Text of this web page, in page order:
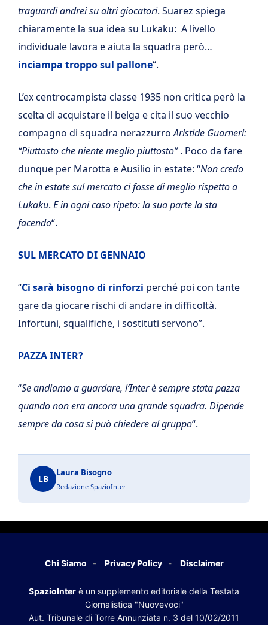
traguardi andrei su altri giocatori. Suarez spiega
chiaramente la sua idea su Lukaku: A livello
individuale lavora e aiuta la squadra però…
inciampa troppo sul pallone“.
L’ex centrocampista classe 1935 non critica però la
scelta di acquistare il belga e cita il suo vecchio
compagno di squadra nerazzurroAristide Guarneri:
“Piuttosto che niente meglio piuttosto”. Poco da fare
dunque per Marotta e Ausilio in estate: “Non credo
che in estate sul mercato ci fosse di meglio rispetto a
Lukaku. E in ogni caso ripeto: la sua parte la sta
facendo“.
SUL MERCATO DI GENNAIO
“Ci sarà bisogno di rinforzi perché poi con tante
gare da giocare rischi di andare in difficoltà.
Infortuni, squalifiche, i sostituti servono”.
PAZZA INTER?
“Se andiamo a guardare, l’Inter è sempre stata pazza
quando non era ancora una grande squadra. Dipende
sempre da cosa si può chiedere al gruppo“.
LB
Laura Bisogno
Redazione SpazioInter
Chi Siamo Privacy Policy Disclaimer
SpazioInter è un supplemento editoriale della Testata
Giornalistica "Nuovevoci"
Aut. Tribunale di Torre Annunziata n. 3 del 10/02/2011